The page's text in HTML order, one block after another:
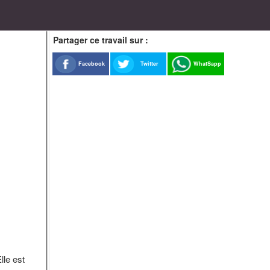
est
Partager ce travail sur :
Facebook Twitter WhatSapp